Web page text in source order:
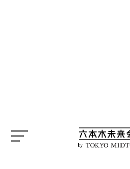
by
21_21 DESIGN SIGHT